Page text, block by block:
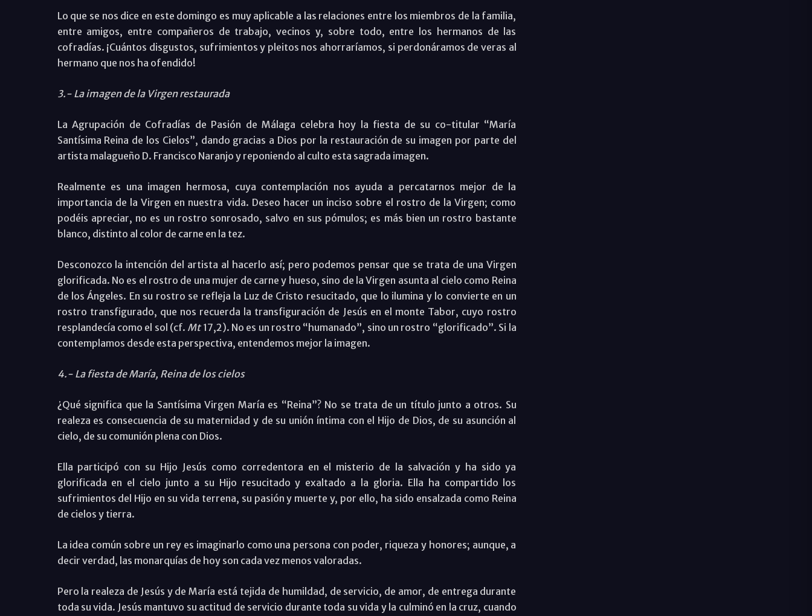
Lo que se nos dice en este domingo es muy aplicable a las relaciones entre los miembros de la familia,
entre amigos, entre compañeros de trabajo, vecinos y, sobre todo, entre los hermanos de las
cofradías. ¡Cuántos disgustos, sufrimientos y pleitos nos ahorraríamos, si perdonáramos de veras al
hermano que nos ha ofendido!
3.- La imagen de la Virgen restaurada
La Agrupación de Cofradías de Pasión de Málaga celebra hoy la fiesta de su co-titular “María
Santísima Reina de los Cielos”, dando gracias a Dios por la restauración de su imagen por parte del
artista malagueño D. Francisco Naranjo y reponiendo al culto esta sagrada imagen.
Realmente es una imagen hermosa, cuya contemplación nos ayuda a percatarnos mejor de la
importancia de la Virgen en nuestra vida. Deseo hacer un inciso sobre el rostro de la Virgen; como
podéis apreciar, no es un rostro sonrosado, salvo en sus pómulos; es más bien un rostro bastante
blanco, distinto al color de carne en la tez.
Desconozco la intención del artista al hacerlo así; pero podemos pensar que se trata de una Virgen
glorificada. No es el rostro de una mujer de carne y hueso, sino de la Virgen asunta al cielo como Reina
de los Ángeles. En su rostro se refleja la Luz de Cristo resucitado, que lo ilumina y lo convierte en un
rostro transfigurado, que nos recuerda la transfiguración de Jesús en el monte Tabor, cuyo rostro
resplandecía como el sol (cf. Mt17,2). No es un rostro “humanado”, sino un rostro “glorificado”. Si la
contemplamos desde esta perspectiva, entendemos mejor la imagen.
4.- La fiesta de María, Reina de los cielos
¿Qué significa que la Santísima Virgen María es “Reina”? No se trata de un título junto a otros. Su
realeza es consecuencia de su maternidad y de su unión íntima con el Hijo de Dios, de su asunción al
cielo, de su comunión plena con Dios.
Ella participó con su Hijo Jesús como corredentora en el misterio de la salvación y ha sido ya
glorificada en el cielo junto a su Hijo resucitado y exaltado a la gloria. Ella ha compartido los
sufrimientos del Hijo en su vida terrena, su pasión y muerte y, por ello, ha sido ensalzada como Reina
de cielos y tierra.
La idea común sobre un rey es imaginarlo como una persona con poder, riqueza y honores; aunque, a
decir verdad, las monarquías de hoy son cada vez menos valoradas.
Pero la realeza de Jesús y de María está tejida de humildad, de servicio, de amor, de entrega durante
toda su vida. Jesús mantuvo su actitud de servicio durante toda su vida y la culminó en la cruz, cuando